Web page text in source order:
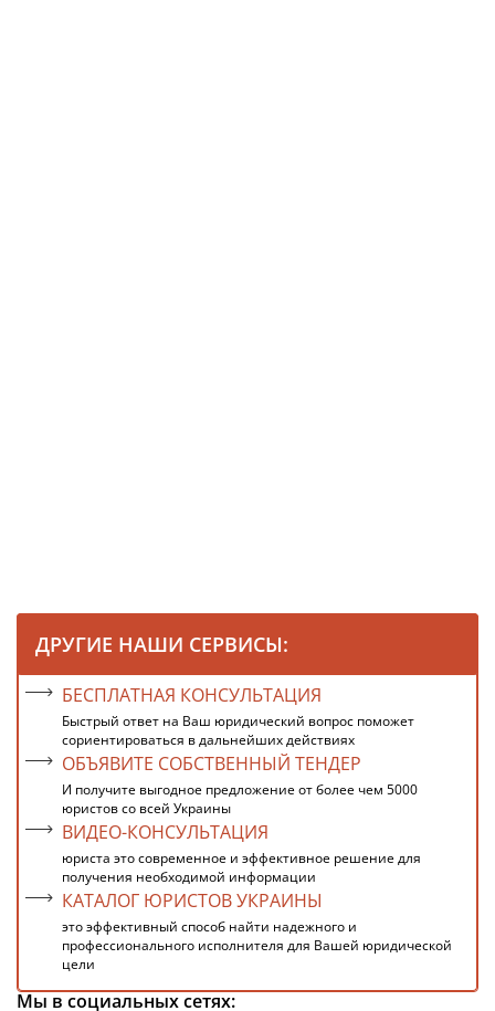
ДРУГИЕ НАШИ СЕРВИСЫ:
БЕСПЛАТНАЯ КОНСУЛЬТАЦИЯ
Быстрый ответ на Ваш юридический вопрос поможет
сориентироваться в дальнейших действиях
ОБЪЯВИТЕ СОБСТВЕННЫЙ ТЕНДЕР
И получите выгодное предложение от более чем 5000
юристов со всей Украины
ВИДЕО-КОНСУЛЬТАЦИЯ
юриста это современное и эффективное решение для
получения необходимой информации
КАТАЛОГ ЮРИСТОВ УКРАИНЫ
это эффективный способ найти надежного и
профессионального исполнителя для Вашей юридической
цели
Мы в социальных сетях: